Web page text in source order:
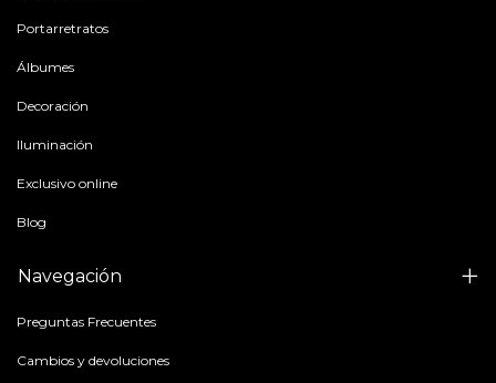
Portarretratos
Álbumes
Decoración
Iluminación
Exclusivo online
Blog
Navegación
Preguntas Frecuentes
Cambios y devoluciones